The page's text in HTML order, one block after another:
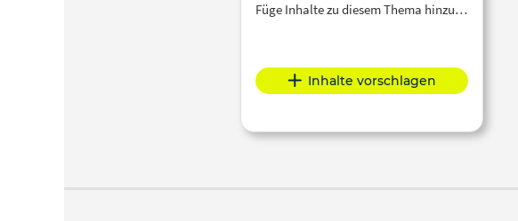
Füge Inhalte zu diesem Thema hinzu…
Inhalte vorschlagen